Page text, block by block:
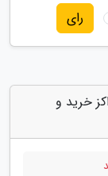
رای
خرید و